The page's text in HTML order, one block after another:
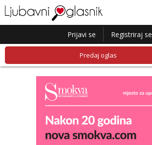
Prijavi se Registriraj se
Predaj oglas